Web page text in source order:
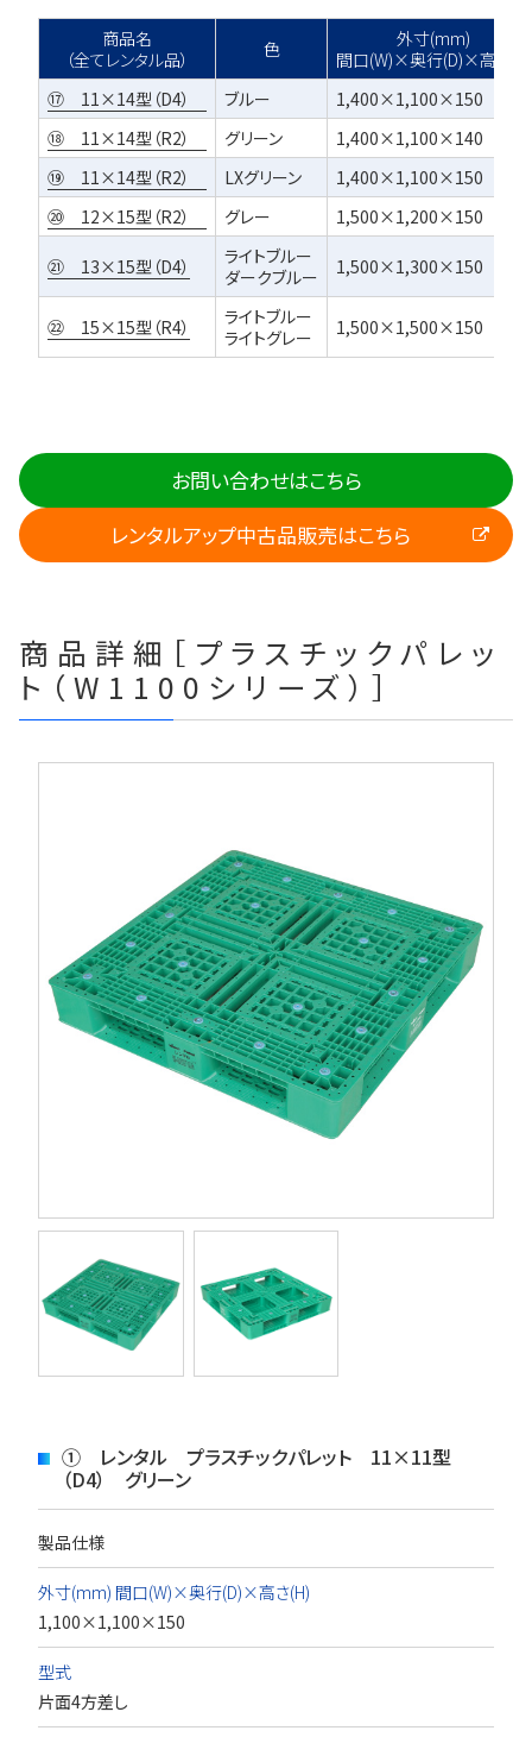
商品名
（全てレンタル品）
色
外寸(mm)
間口(W)×奥行(D)×高さ(H)
⑰ 11×14型（D4）
ブルー
1,400×1,100×150
⑱ 11×14型（R2）
グリーン
1,400×1,100×140
⑲ 11×14型（R2）
LXグリーン
1,400×1,100×150
⑳ 12×15型（R2）
グレー 1,500×1,200×150
㉑ 13×15型（D4）
ライトブルー
ダークブルー
1,500×1,300×150
㉒ 15×15型（R4）
ライトブルー
ライトグレー
1,500×1,500×150
お問い合わせはこちら
レンタルアップ中古品販売はこちら
商品詳細［プラスチックパレッ
ト（W1100シリーズ）］
① レンタル プラスチックパレット 11×11型
（D4） グリーン
製品仕様
外寸(mm) 間口(W)×奥行(D)×高さ(H)
1,100×1,100×150
型式
片面4方差し